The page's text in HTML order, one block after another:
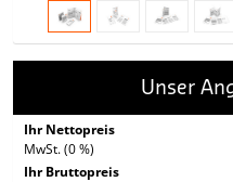
Unser
Ihr Nettopreis
MwSt. (0 %)
Ihr Bruttopreis